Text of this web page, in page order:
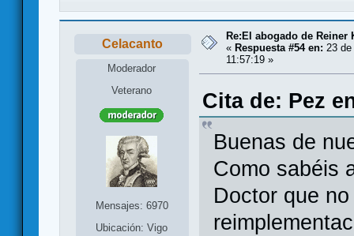
Celacanto
Moderador
Veterano
Mensajes: 6970
Ubicación: Vigo
Re:El abogado de Reiner
« Respuesta #54 en: 23
11:57:19 »
Cita de: Pez
Buenas de
Como sabéis
Doctor que